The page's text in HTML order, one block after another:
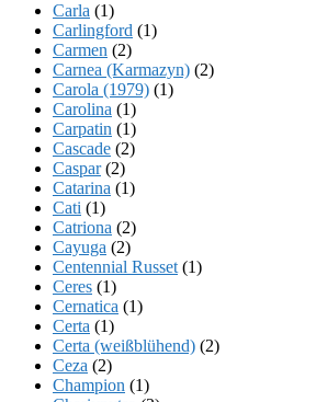
Carla (1)
Carlingford (1)
Carmen (2)
Carnea (Karmazyn) (2)
Carola (1979) (1)
Carolina (1)
Carpatin (1)
Cascade (2)
Caspar(2)
Catarina (1)
Cati (1)
Catriona (2)
Cayuga (2)
Centennial Russet (1)
Ceres (1)
Cernatica (1)
Certa (1)
Certa (weißblühend) (2)
Ceza (2)
Champion (1)